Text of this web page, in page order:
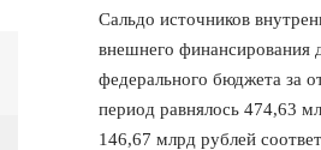
Сальдо источников
внешнего финансирования
федерального бюджета за
период равнялось 474,63
146,67 млрд рублей